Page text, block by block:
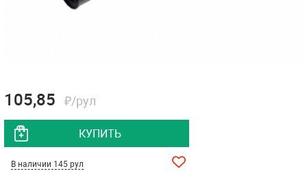
105,85 ₽/рул
КУПИТЬ
В наличии 145 рул